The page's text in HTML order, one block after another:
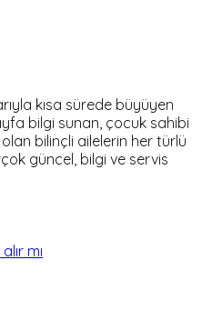
kısa sürede büyüyen
bilgi sunan, çocuk sahibi
bilinçli ailelerin her türlü
güncel, bilgi ve servis
mı